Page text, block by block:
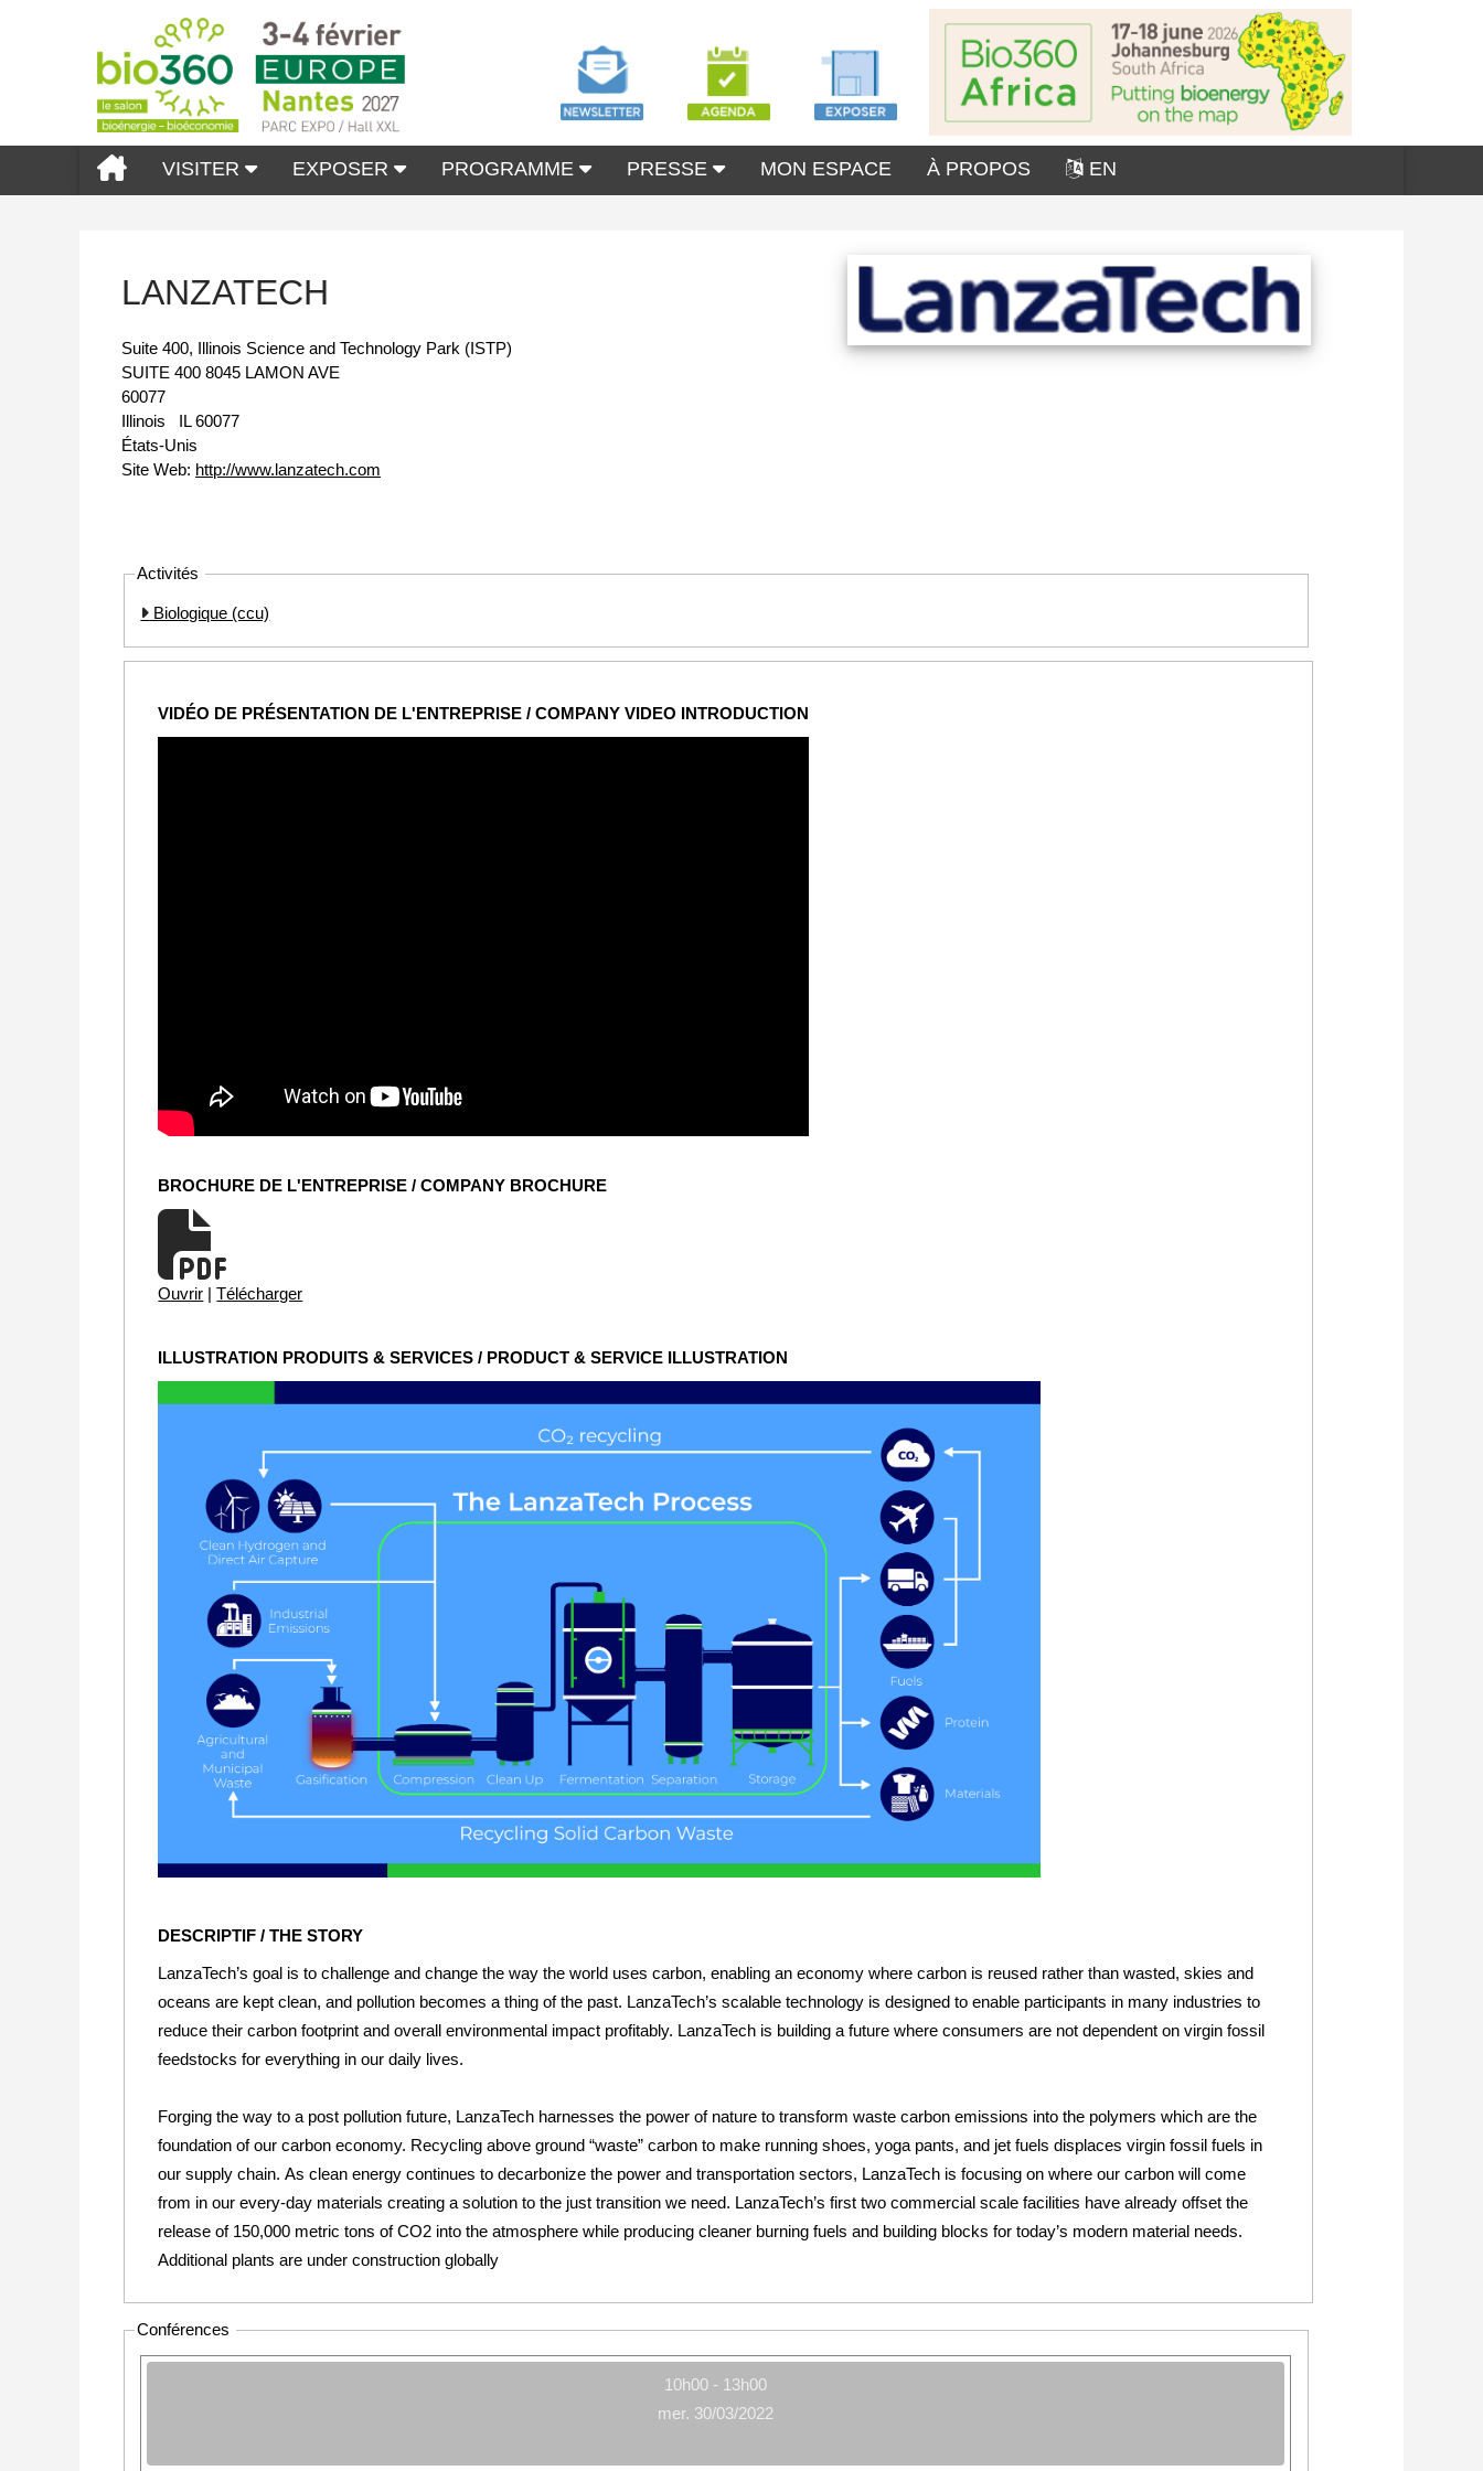
VISITER EXPOSER PROGRAMME PRESSE MON ESPACE À PROPOS EN
LANZATECH
Suite 400, Illinois Science and Technology Park (ISTP)
SUITE 400 8045 LAMON AVE
60077
Illinois
IL 60077
États-Unis
Site Web: http://www.lanzatech.com
Activités
Biologique (ccu)
VIDÉO DE PRÉSENTATION DE L'ENTREPRISE / COMPANY VIDEO INTRODUCTION
BROCHURE DE L'ENTREPRISE / COMPANY BROCHURE
Ouvrir | Télécharger
ILLUSTRATION PRODUITS & SERVICES / PRODUCT & SERVICE ILLUSTRATION
DESCRIPTIF / THE STORY
LanzaTech’s goal is to challenge and change the way the world uses carbon, enabling an economy where carbon is reused rather than wasted, skies and
oceans are kept clean, and pollution becomes a thing of the past. LanzaTech’s scalable technology is designed to enable participants in many industries to
reduce their carbon footprint and overall environmental impact profitably. LanzaTech is building a future where consumers are not dependent on virgin fossil
feedstocks for everything in our daily lives.
Forging the way to a post pollution future, LanzaTech harnesses the power of nature to transform waste carbon emissions into the polymers which are the
foundation of our carbon economy. Recycling above ground “waste” carbon to make running shoes, yoga pants, and jet fuels displaces virgin fossil fuels in
our supply chain. As clean energy continues to decarbonize the power and transportation sectors, LanzaTech is focusing on where our carbon will come
from in our every-day materials creating a solution to the just transition we need. LanzaTech’s first two commercial scale facilities have already offset the
release of 150,000 metric tons of CO2 into the atmosphere while producing cleaner burning fuels and building blocks for today’s modern material needs.
Additional plants are under construction globally
Conférences
10h00 - 13h00
mer. 30/03/2022